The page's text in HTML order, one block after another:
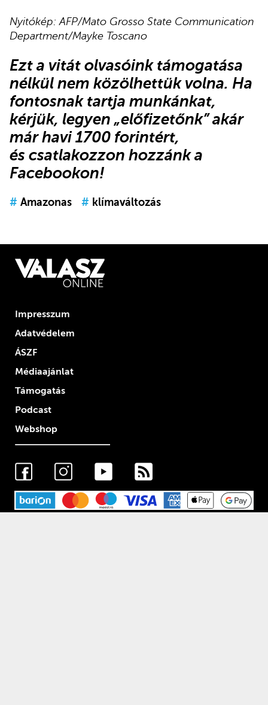
Nyitókép: AFP/Mato Grosso State Communication
Department/Mayke Toscano
Ezt a vitát olvasóink támogatása
nélkül nem közölhettük volna. Ha
fontosnak tartja munkánkat,
kérjük, legyen „előfizetőnk”akár
már havi 1700 forintért,
és csatlakozzon hozzánk a
Facebookon!
# Amazonas # klímaváltozás
Impresszum
Adatvédelem
ÁSZF
Médiaajánlat
Támogatás
Podcast
Webshop